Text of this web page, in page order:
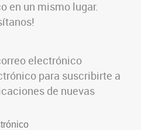
en un mismo lugar.
electrónico
para suscribirte a
de nuevas